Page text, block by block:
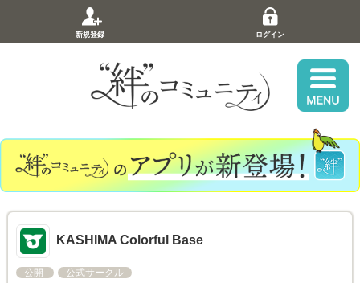
新規登録 ログイン
KASHIMA Colorful Base
公開 公式サークル